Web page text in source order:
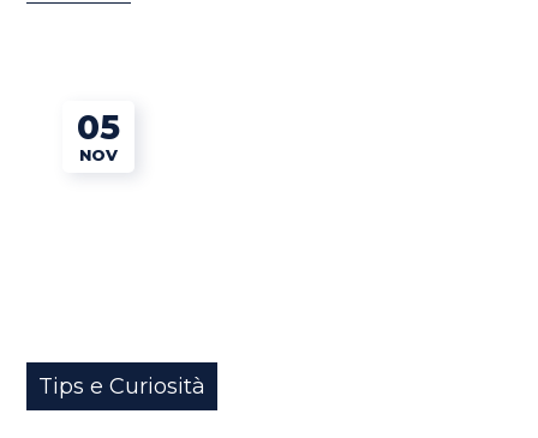
05
NOV
Tips e Curiosità